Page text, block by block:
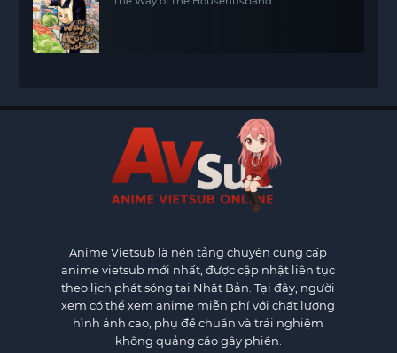
Anime Vietsub là nền tảng chuyên cung cấp
anime vietsub mới nhất, được cập nhật liên tục
theo lịch phát sóng tại Nhật Bản. Tại đây, người
xem có thể xem anime miễn phí với chất lượng
hình ảnh cao, phụ đề chuẩn và trải nghiệm
không quảng cáo gây phiền.